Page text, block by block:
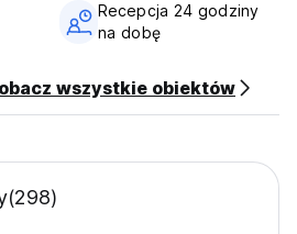
Recepcja 24 godziny
na dobę
wszystkie obiektów
(298)